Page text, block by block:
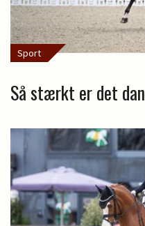
Sport
Så stærkt er det